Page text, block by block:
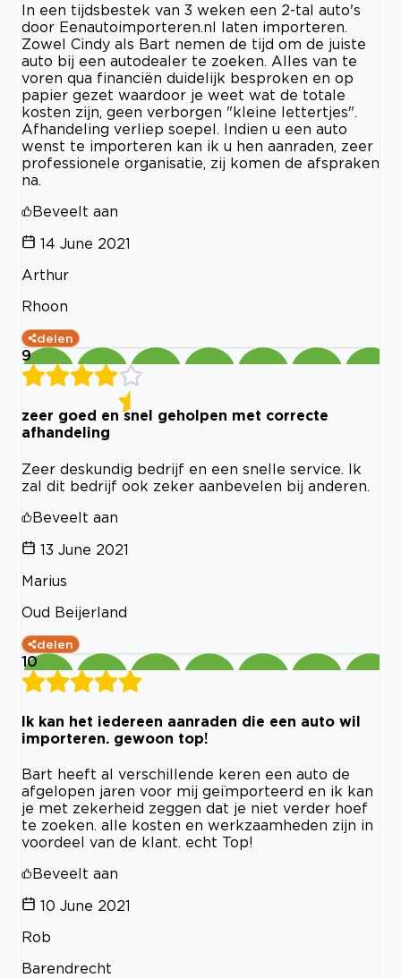
In een tijdsbestek van 3 weken een 2-tal auto's
door Eenautoimporteren.nl laten importeren.
Zowel Cindy als Bart nemen de tijd om de juiste
auto bij een autodealer te zoeken. Alles van te
voren qua financiën duidelijk besproken en op
papier gezet waardoor je weet wat de totale
kosten zijn, geen verborgen "kleine lettertjes".
Afhandeling verliep soepel. Indien u een auto
wenst te importeren kan ik u hen aanraden, zeer
professionele organisatie, zij komen de afspraken
na.
Beveelt aan
14 June 2021
Arthur
Rhoon
delen
9
zeer goed en snel geholpen met correcte
afhandeling
Zeer deskundig bedrijf en een snelle service. Ik
zal dit bedrijf ook zeker aanbevelen bij anderen.
Beveelt aan
13 June 2021
Marius
Oud Beijerland
delen
10
Ik kan het iedereen aanraden die een auto wil
importeren. gewoon top!
Bart heeft al verschillende keren een auto de
afgelopen jaren voor mij geïmporteerd en ik kan
je met zekerheid zeggen dat je niet verder hoef
te zoeken. alle kosten en werkzaamheden zijn in
voordeel van de klant. echt Top!
Beveelt aan
10 June 2021
Rob
Barendrecht